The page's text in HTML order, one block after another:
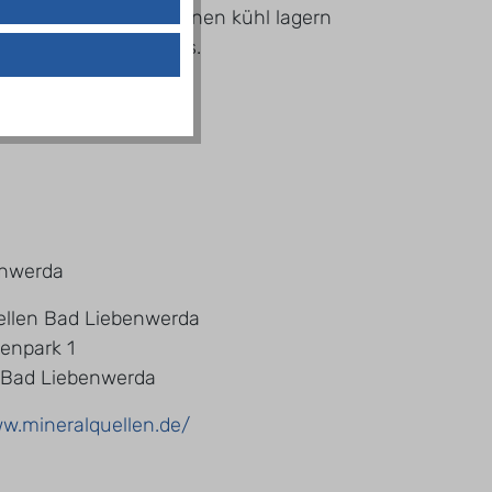
Nach dem Öffnen kühl lagern
des Produktes.
Bad Liebenwerda
1
Liebenwerda